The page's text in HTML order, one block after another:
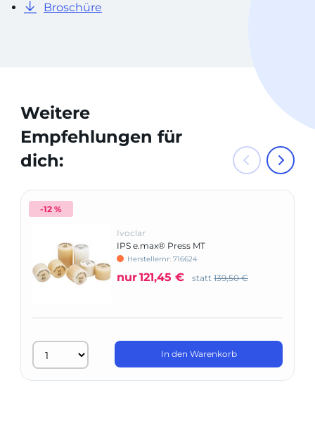
Broschüre
Weitere
Empfehlungen für
dich:
-12 %
Ivoclar
IPS e.max® Press MT
Herstellernr: 716624
nur121,45 € statt 139,50 €
In den Warenkorb